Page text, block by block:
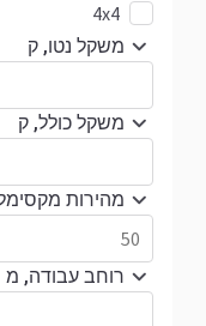
4x4
משקל נטו, ק
משקל כולל, ק
מהירות
רוחב עבודה, מ